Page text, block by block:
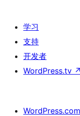
学习
支持
开发者
WordPress.tv ↗
WordPress.com